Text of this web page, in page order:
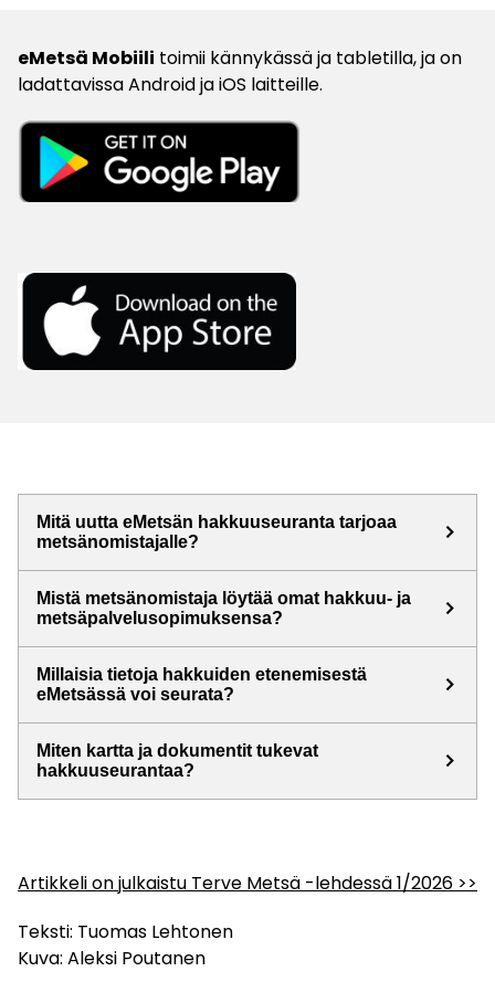
eMetsä Mobiili toimii kännykässä ja tabletilla, ja on
ladattavissa Android ja iOS laitteille.
Mitä uutta eMetsän hakkuuseuranta tarjoaa
metsänomistajalle?
keyboard_arrow_right
Mistä metsänomistaja löytää omat hakkuu- ja
metsäpalvelusopimuksensa?
keyboard_arrow_right
Millaisia tietoja hakkuiden etenemisestä
eMetsässä voi seurata?
keyboard_arrow_right
Miten kartta ja dokumentit tukevat
hakkuuseurantaa?
keyboard_arrow_right
Artikkeli on julkaistu Terve Metsä -lehdessä 1/2026 >>
Teksti: Tuomas Lehtonen
Kuva: Aleksi Poutanen